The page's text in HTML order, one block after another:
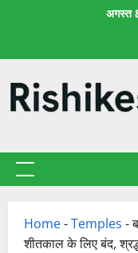
अगस्त
प्राथमिक
Home-Temples -
शीतकाल के लिए बंद,